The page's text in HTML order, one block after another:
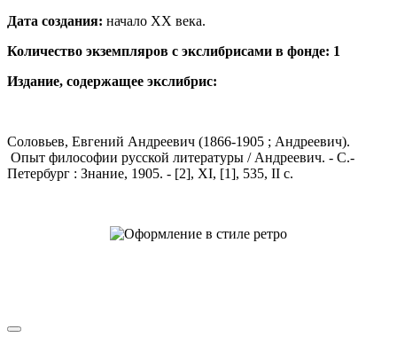
Дата создания: начало XX века.
Количество экземпляров с экслибрисами в фонде: 1
Издание, содержащее экслибрис:
Соловьев, Евгений Андреевич (1866-1905 ; Андреевич).
Опыт философии русской литературы / Андреевич. - С.-
Петербург : Знание, 1905. - [2], XI, [1], 535, II с.